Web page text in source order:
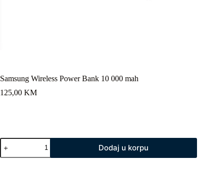
Samsung Wireless Power Bank 10 000 mah
125,00 KM
Samsung
Wireless
Power
Dodaj u korpu